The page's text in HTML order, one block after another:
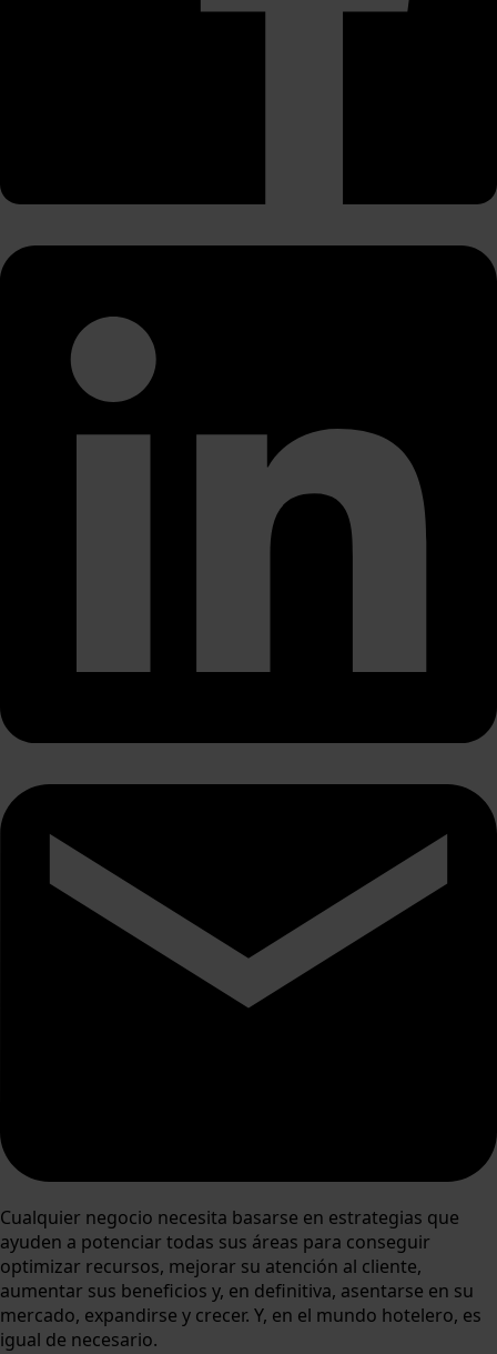
Cualquier negocio necesita basarse en estrategias que
ayuden a potenciar todas sus áreas para conseguir
optimizar recursos, mejorar su atención al cliente,
aumentar sus beneficios y, en definitiva, asentarse en su
mercado, expandirse y crecer. Y, en el mundo hotelero, es
igual de necesario.